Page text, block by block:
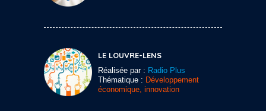
LE LOUVRE-LENS
Réalisée par : Radio Plus
Thématique : Développement
économique, innovation